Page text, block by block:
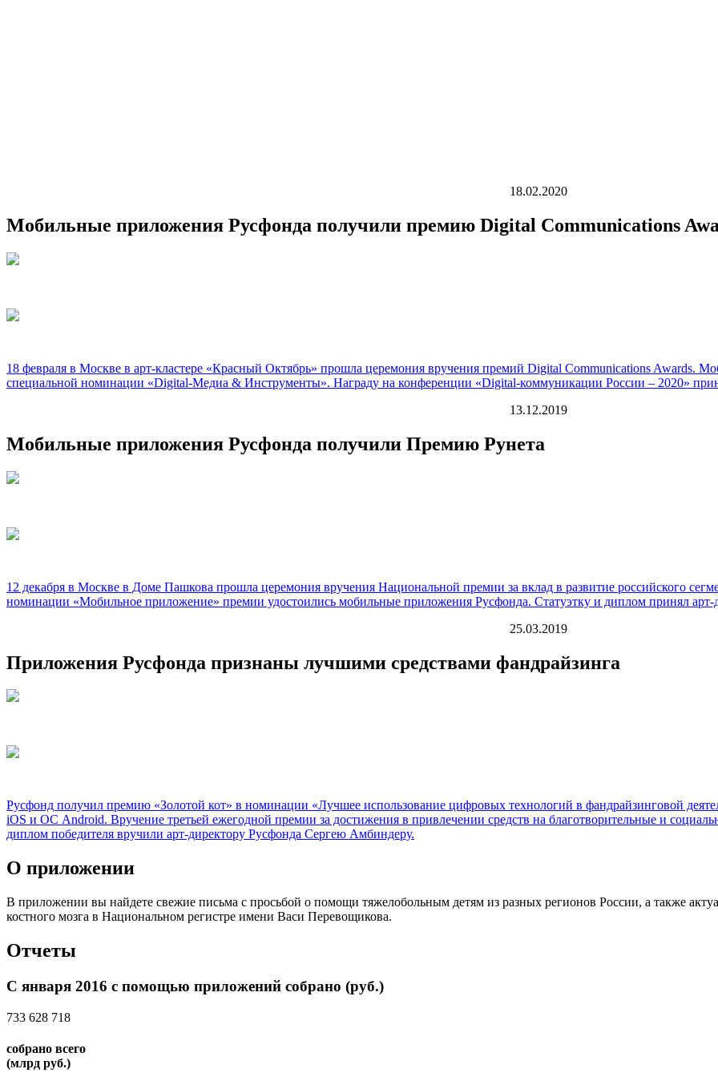
18.02.2020
Мобильные приложения Русфонда получили премию Digital Communications
18 февраля в Москве в арт-кластере «Красный Октябрь» прошла церемония вручения премий Digital Communications Awards.
специальной номинации «Digital-Медиа & Инструменты». Награду на конференции «Digital-коммуникации России – 2020»
13.12.2019
Мобильные приложения Русфонда получили Премию Рунета
12 декабря в Москве в Доме Пашкова прошла церемония вручения Национальной премии за вклад в развитие российского
номинации «Мобильное приложение» премии удостоились мобильные приложения Русфонда. Статуэтку и диплом принял
25.03.2019
Приложения Русфонда признаны лучшими средствами фандрайзинга
Русфонд получил премию «Золотой кот» в номинации «Лучшее использование цифровых технологий в фандрайзинговой
iOS и ОС Android. Вручение третьей ежегодной премии за достижения в привлечении средств на благотворительные и
диплом победителя вручили арт-директору Русфонда Сергею Амбиндеру.
О приложении
В приложении вы найдете свежие письма с просьбой о помощи тяжелобольным детям из разных регионов России, а также
костного мозга в Национальном регистре имени Васи Перевощикова.
Отчеты
C января 2016 с помощью приложений собрано (руб.)
733 628 718
собрано всего
(млрд руб.)